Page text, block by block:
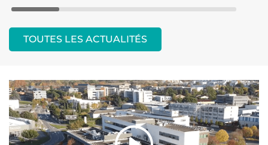
TOUTES LES ACTUALITÉS